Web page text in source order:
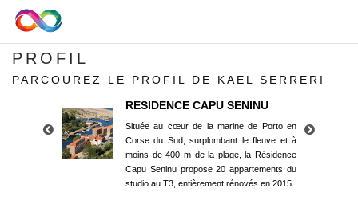
PROFIL
PARCOUREZ LE PROFIL DE KAEL SERRERI
RESIDENCE CAPU SENINU
Située au cœur de la marine de Porto en
Corse du Sud, surplombant le fleuve et à
moins de 400 m de la plage, la Résidence
Capu Seninu propose 20 appartements du
studio au T3, entièrement rénovés en 2015.